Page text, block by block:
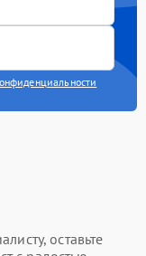
оставьте